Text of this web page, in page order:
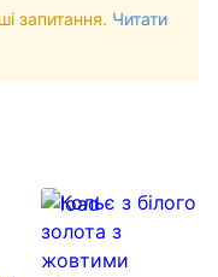
запитання. Читати